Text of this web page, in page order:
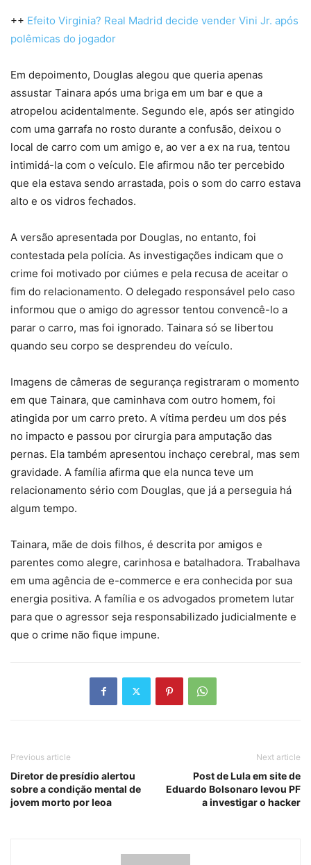
++ Efeito Virginia? Real Madrid decide vender Vini Jr. após
polêmicas do jogador
Em depoimento, Douglas alegou que queria apenas
assustar Tainara após uma briga em um bar e que a
atropelou acidentalmente. Segundo ele, após ser atingido
com uma garrafa no rosto durante a confusão, deixou o
local de carro com um amigo e, ao ver a ex na rua, tentou
intimidá-la com o veículo. Ele afirmou não ter percebido
que ela estava sendo arrastada, pois o som do carro estava
alto e os vidros fechados.
A versão apresentada por Douglas, no entanto, foi
contestada pela polícia. As investigações indicam que o
crime foi motivado por ciúmes e pela recusa de aceitar o
fim do relacionamento. O delegado responsável pelo caso
informou que o amigo do agressor tentou convencê-lo a
parar o carro, mas foi ignorado. Tainara só se libertou
quando seu corpo se desprendeu do veículo.
Imagens de câmeras de segurança registraram o momento
em que Tainara, que caminhava com outro homem, foi
atingida por um carro preto. A vítima perdeu um dos pés
no impacto e passou por cirurgia para amputação das
pernas. Ela também apresentou inchaço cerebral, mas sem
gravidade. A família afirma que ela nunca teve um
relacionamento sério com Douglas, que já a perseguia há
algum tempo.
Tainara, mãe de dois filhos, é descrita por amigos e
parentes como alegre, carinhosa e batalhadora. Trabalhava
em uma agência de e-commerce e era conhecida por sua
energia positiva. A família e os advogados prometem lutar
para que o agressor seja responsabilizado judicialmente e
que o crime não fique impune.
Previous article
Diretor de presídio alertou
sobre a condição mental de
jovem morto por leoa
Next article
Post de Lula em site de
Eduardo Bolsonaro levou PF
a investigar o hacker